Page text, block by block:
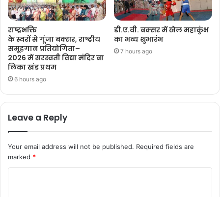
राष्ट्रभक्ति
के स्वरों से गूंजा बक्सर, राष्ट्रीय
समूहगान प्रतियोगिता–
2026 में सरस्वती विद्या मंदिर बा
लिका खंड प्रथम
6 hours ago
डी.ए.वी. बक्सर में खेल महाकुंभ
का भव्य शुभारंभ
7 hours ago
Leave a Reply
Your email address will not be published. Required fields are
marked *